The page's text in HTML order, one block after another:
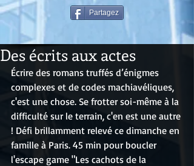
Partagez
Des écrits aux actes
Écrire des romans truffés d’énigmes
complexes et de codes machiavéliques,
c'est une chose. Se frotter soi-même à la
difficulté sur le terrain, c'en est une autre
! Défi brillamment relevé ce dimanche en
famille à Paris. 45 min pour boucler
l'escape game "Les cachots de la